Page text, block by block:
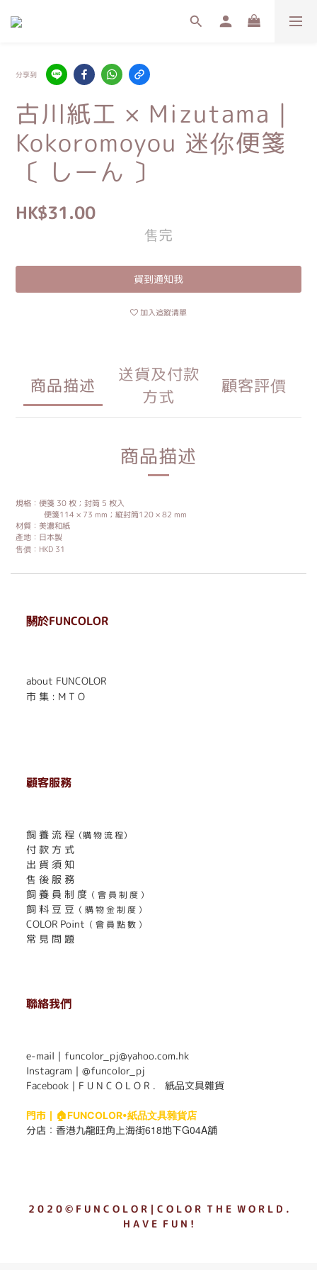
分享到
古川紙工 × Mizutama｜
Kokoromoyou 迷你便箋
〔 しーん 〕
HK$31.00
售完
貨到通知我
加入追蹤清單
商品描述
送貨及付款
方式
顧客評價
商品描述
規格：便箋 30 枚；封筒 5 枚入
便箋114 × 73 mm；縦封筒120 × 82 mm
材質：美濃和紙
產地：日本製
售價：HKD 31
關於FUNCOLOR
about FUNCOLOR
市 集 : M T O
顧客服務
飼 養 流 程 （購 物 流 程）
付 款 方 式
出 貨 須 知
售 後 服 務
飼 養 員 制 度 （ 會 員 制 度 ）
飼 料 豆 豆 （ 購 物 金 制 度 ）
COLOR Point （ 會 員 點 數 ）
常 見 問 題
聯絡我們
e-mail｜funcolor_pj@yahoo.com.hk
Instagram｜ @funcolor_pj
Facebook｜ F U N C O L O R ． 紙品文具雜貨
門市｜ 🏠FUNCOLOR•紙品文具雜貨店
分店： 香港九龍旺角上海街618地下G04A舖
2 0 2 0 © F U N C O L O R｜C O L O R T H E W O R L D .
H A V E F U N !